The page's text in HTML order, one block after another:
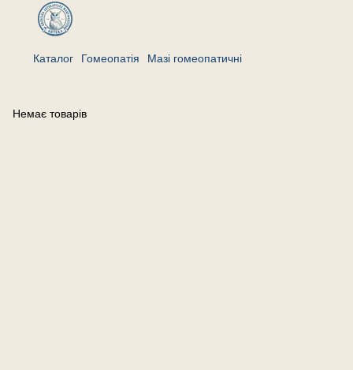
Каталог Гомеопатія Мазі гомеопатичні
Немає товарів